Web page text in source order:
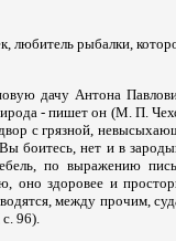
любитель рыбалки,
дачу Антона
- пишет он (М. П.
с грязной,
боитесь, нет и в
по выражению
оно здоровее и
между прочим,
96).